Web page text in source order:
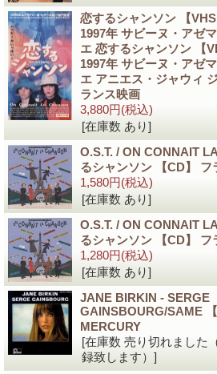
恋するシャンソン 【
1997年 サビーヌ・アゼ
エ 恋するシャンソン 【
1997年 サビーヌ・アゼ
エ アニエス・ジャウィ
ランス映画
3,880円(税込)
[在庫数 あり]
O.S.T. / ON CONNAIT
るシャンソン 【CD】 フ
1,580円(税込)
[在庫数 あり]
O.S.T. / ON CONNAIT
るシャンソン 【CD】 フ
1,280円(税込)
[在庫数 あり]
JANE BIRKIN - SERGE
GAINSBOURG/SAME
MERCURY
[在庫数 売り切れました
録致します）]